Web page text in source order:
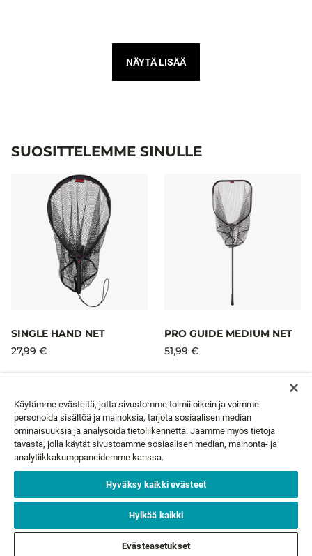
NÄYTÄ LISÄÄ
SUOSITTELEMME SINULLE
SINGLE HAND NET
27,99 €
PRO GUIDE MEDIUM NET
51,99 €
UUTISKIRJE
ASIAKASPALVELU
Käytämme evästeitä, jotta sivustomme toimii oikein ja voimme
personoida sisältöä ja mainoksia, tarjota sosiaalisen median
ominaisuuksia ja analysoida tietoliikennettä. Jaamme myös tietoja
tavasta, jolla käytät sivustoamme sosiaalisen median, mainonta- ja
analytiikkakumppaneidemme kanssa.
Hyväksy kaikki evästeet
Hylkää kaikki
Evästeasetukset